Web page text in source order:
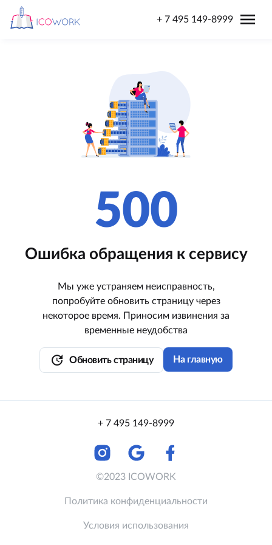
+ 7 495 149-8999 menu
500
Ошибка обращения к сервису
Мы уже устраняем неисправность,
попробуйте обновить страницу через
некоторое время. Приносим извинения за
временные неудобства
update Обновить страницу На главную
+ 7 495 149-8999
©2023 ICOWORK
Политика конфиденциальности
Условия использования